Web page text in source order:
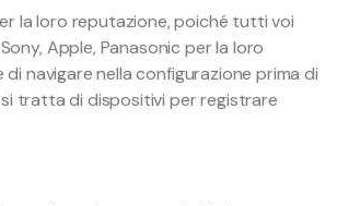
la loro reputazione, poiché tutti voi
Apple, Panasonic per la loro
navigare nella configurazione prima di
tratta di dispositivi per registrare